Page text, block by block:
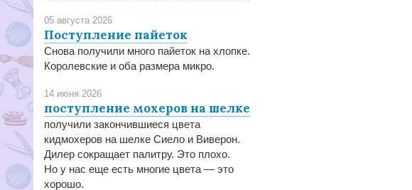
05 августа 2026
Поступление пайеток
Снова получили много пайеток на хлопке.
Королевские и оба размера микро.
14 июня 2026
поступление мохеров на шелке
получили закончившиеся цвета
кидмохеров на шелке Сиело и Виверон.
Дилер сокращает палитру. Это плохо.
Но у нас еще есть многие цвета — это
хорошо.